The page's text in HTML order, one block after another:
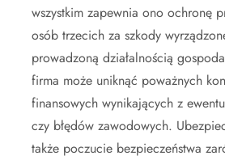
wszystkim zapewnia ono ochronę
osób trzecich za szkody
prowadzoną działalnością
firma może uniknąć poważnych
finansowych wynikających z
czy błędów zawodowych.
także poczucie bezpieczeństwa